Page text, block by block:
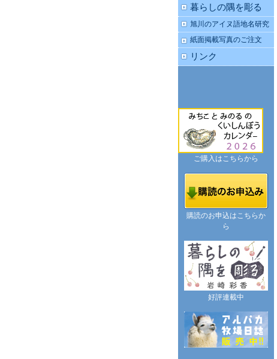
暮らしの隅を彫る
旭川のアイヌ語地名研究
紙面掲載写真のご注文
リンク
ご購入はこちらから
購読のお申込はこちらか
ら
好評連載中